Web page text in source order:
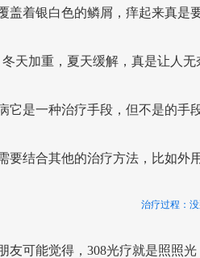
盖着银白色的鳞屑，痒起来真是
冬天加重，夏天缓解，真是让人
它是一种治疗手段，但不是的手
要结合其他的治疗方法，比如外
治疗过程：
友可能觉得，308光疗就是照照